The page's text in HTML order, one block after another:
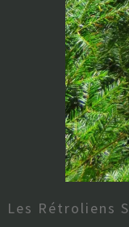
Les Rétroliens